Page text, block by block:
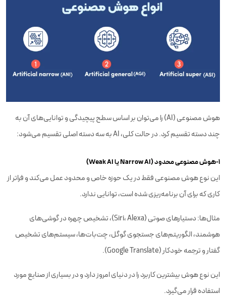
هوش مصنوعی (AI) را می‌توان بر اساس سطح پیچیدگی و توانایی‌های آن به
چند دسته تقسیم کرد. در حالت کلی، AI به سه دسته اصلی تقسیم می‌شود:
1-هوش مصنوعی محدود (Narrow AI یا Weak AI)
این نوع هوش مصنوعی فقط در یک حوزه خاص و محدود عمل می‌کند و فراتر از
کاری که برای آن برنامه‌ریزی شده است، توانایی ندارد.
مثال‌ها: دستیارهای صوتی (Siri، Alexa)، تشخیص چهره در گوشی‌های
هوشمند، الگوریتم‌های جستجوی گوگل، چت‌بات‌ها، سیستم‌های تشخیص
گفتار و ترجمه خودکار (Google Translate).
این نوع هوش بیشترین کاربرد را در دنیای امروز دارد و در بسیاری از صنایع مورد
استفاده قرار می‌گیرد.